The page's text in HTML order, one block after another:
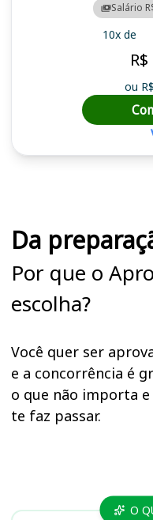
Salário
10x de
R$
ou
Da
Por que o
escolha?
Você quer ser
e a concorrência é
o que não importa
te faz passar.
Cursos O